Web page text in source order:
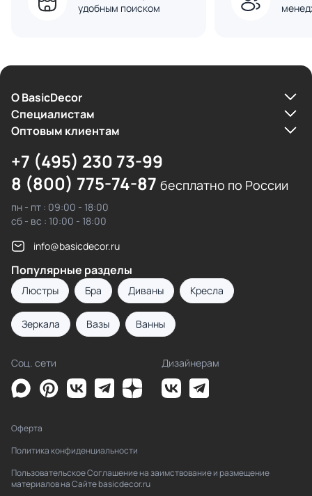
удобным поиском
О BasicDecor
Cпециалистам
Оптовым клиентам
+7 (495) 230 73-99
8 (800) 775-74-87 бесплатно по России
пн - пт : 09:00 - 18:00
сб - вс : 10:00 - 18:00
info@basicdecor.ru
Популярные разделы
Люстры Бра Диваны Кресла
Зеркала Вазы Ванны
Соц. сети Дизайнерам
Оферта
Политика конфиденциальности
Пользовательское Соглашение на заимствование и размещение
материалов на Сайте basicdecor.ru